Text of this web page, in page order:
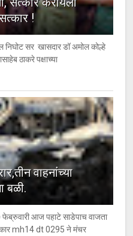
!
निघोट सर खासदार डॉ अमोल कोल्हे
ठाकरे पक्षाच्या
वाहनांच्या
बळी.
फेब्रुवारी आज पहाटे साडेपाच वाजता
कार mh14 dt 0295 ने मंचर